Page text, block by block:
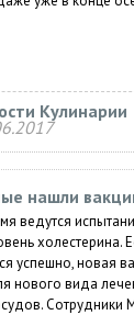
Кулинарии
нашли
ведутся
холестерина.
успешно, новая
нового вида
Сотрудники